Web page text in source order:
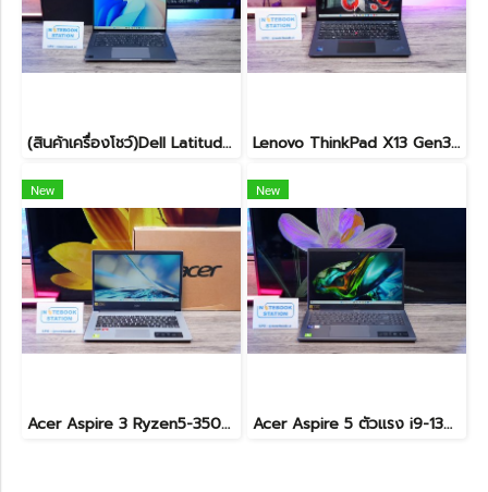
(สินค้าเครื่องโชว์)Dell Latitude 7450 2-in-1 ทัชกรีนหมุนจอได้ Ultra7-155U RAM16 SSD512GB จอ14 FHD+ สเปคสูง ทำงานเก่ง มีไฟใต้คีย์บอร์ด เครื่องสวยบางเบา ประกันศูนย์2029 ลดราคาพิเศษจากปกติ 38,990 .- ลดเหลือ 36,990.- Lenovo ThinkPad X13 Gen3 จอทัชกรีนได้ i7-1270P Ram32 SSD512GB จอ13.3 นิ้ว FHD+ 60Hz สเปคดี ทำงานลื่นไหล เครื่องเล็กกะทักรัด พกพาสะดวก ราคา 24,990.-เท่านั้น
New
Acer Aspire 3 Ryzen5-3500U Ram8 512GB M.2 จอ 14นิ้ว FHD สเปคทำงานทั่วไป เบาบางพกพาสะดวก อุปกรณ์ครบกล่องเครื่องพร้อมใช้งานเพียง 7,490.-เท่านั้น
New
Acer Aspire 5 ตัวแรง i9-13900H Ram16 512GB M.2 จอ15.6นิ้ว FHD IPS สเปคสูงทำงานเก่ง ดีไซน์สวยเรียบหรูดูทันสมัย เครื่องพร้อมใช้งานในราคาสุดคุ้มเพียง 19,990.-เท่านั้น